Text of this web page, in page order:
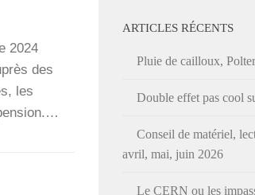
2024
des
les
ARTICLES RÉCENTS
Pluie de cailloux,
Double effet pas cool
Conseil de matériel,
avril, mai, juin 2026
Le CERN ou les